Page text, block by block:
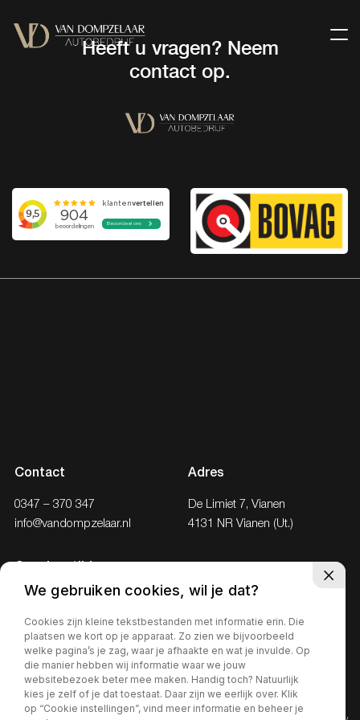
Heeft u vragen? Neem
contact op.
Contact
0347 – 370 347
info@vandompzelaar.nl
Adres
De Limiet 7, Vianen
4131 NR Vianen (Ut.)
Ma - Vr
08:30 – 18:00
Za
09.00 – 17.00
Zo
Gesloten
We gebruiken cookies, wil je dat?
Cookies zijn kleine tekstbestanden met informatie erin. Die
plaatsen we kort op je apparaat. Zo zien we bijvoorbeeld
welke pagina’s je zag, waar je afhaakte en wat je invulde. Op
die manier hebben wij informatie waar we jouw
websitebezoek beter mee maken. Handig toch? Natuurlijk
kies je zelf of je dat toestaat. Daar zijn we eerlijk over. Klik
op “Cookie instellingen”, vind meer informatie en beheer je